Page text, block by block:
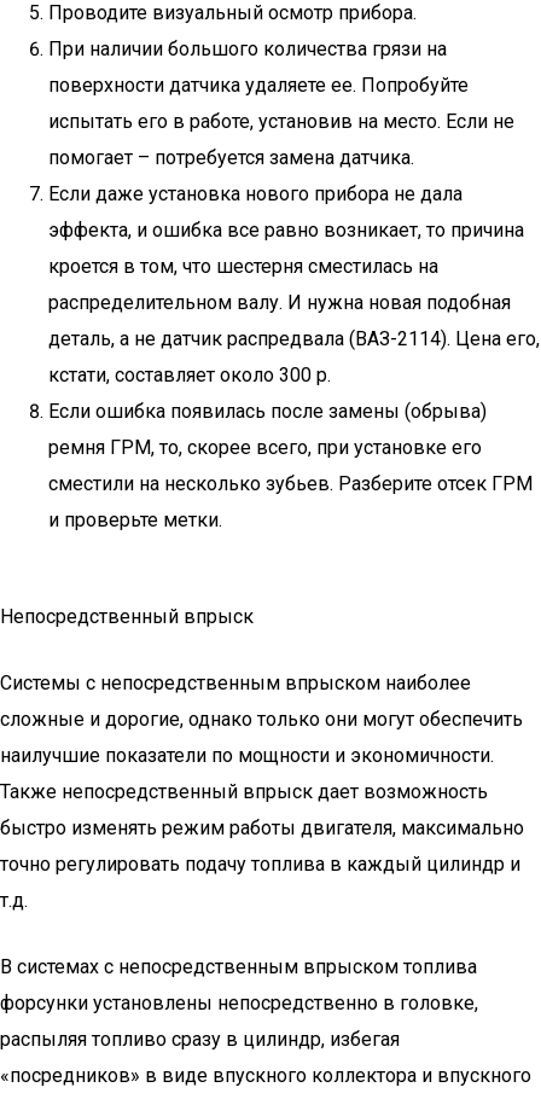
Проводите визуальный осмотр прибора.
При наличии большого количества грязи на
поверхности датчика удаляете ее. Попробуйте
испытать его в работе, установив на место. Если не
помогает – потребуется замена датчика.
Если даже установка нового прибора не дала
эффекта, и ошибка все равно возникает, то причина
кроется в том, что шестерня сместилась на
распределительном валу. И нужна новая подобная
деталь, а не датчик распредвала (ВАЗ-2114). Цена его,
кстати, составляет около 300 р.
Если ошибка появилась после замены (обрыва)
ремня ГРМ, то, скорее всего, при установке его
сместили на несколько зубьев. Разберите отсек ГРМ
и проверьте метки.
Непосредственный впрыск
Системы с непосредственным впрыском наиболее
сложные и дорогие, однако только они могут обеспечить
наилучшие показатели по мощности и экономичности.
Также непосредственный впрыск дает возможность
быстро изменять режим работы двигателя, максимально
точно регулировать подачу топлива в каждый цилиндр и
т.д.
В системах с непосредственным впрыском топлива
форсунки установлены непосредственно в головке,
распыляя топливо сразу в цилиндр, избегая
«посредников» в виде впускного коллектора и впускного